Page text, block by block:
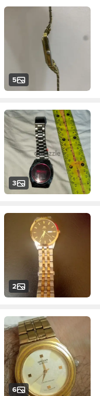
5
3
2
6